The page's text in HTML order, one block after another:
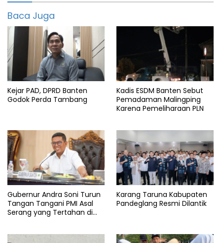
Pandeglang
Dindikbud
featured
Pandeglang
PAUD
Baca Juga
Kejar PAD, DPRD Banten
Godok Perda Tambang
Kadis ESDM Banten Sebut
Pemadaman Malingping
Karena Pemeliharaan PLN
Gubernur Andra Soni Turun
Tangan Tangani PMI Asal
Serang yang Tertahan di
Karang Taruna Kabupaten
Pandeglang Resmi Dilantik